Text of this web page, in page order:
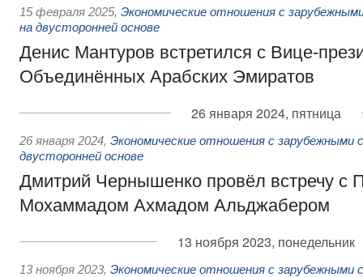
15 февраля 2025, Экономические отношения с
на двусторонней основе
Денис Мантуров встретился с Вице-
Объединённых Арабских Эмиратов
26 января 2024, пятница
26 января 2024, Экономические отношения с зарубежными
двусторонней основе
Дмитрий Чернышенко провёл встречу
Мохаммадом Ахмадом Альджабером
13 ноября 2023, понедельник
13 ноября 2023, Экономические отношения с зарубежными